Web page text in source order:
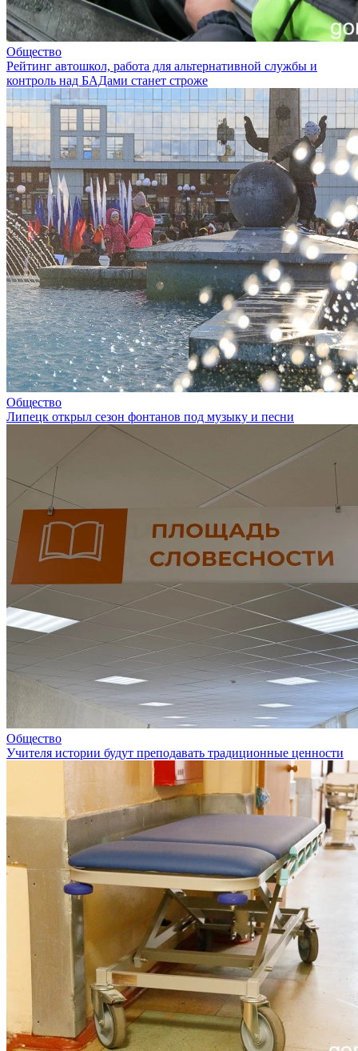
Общество
Рейтинг автошкол, работа для альтернативной службы и
контроль над БАДами станет строже
Общество
Липецк открыл сезон фонтанов под музыку и песни
Общество
Учителя истории будут преподавать традиционные ценности